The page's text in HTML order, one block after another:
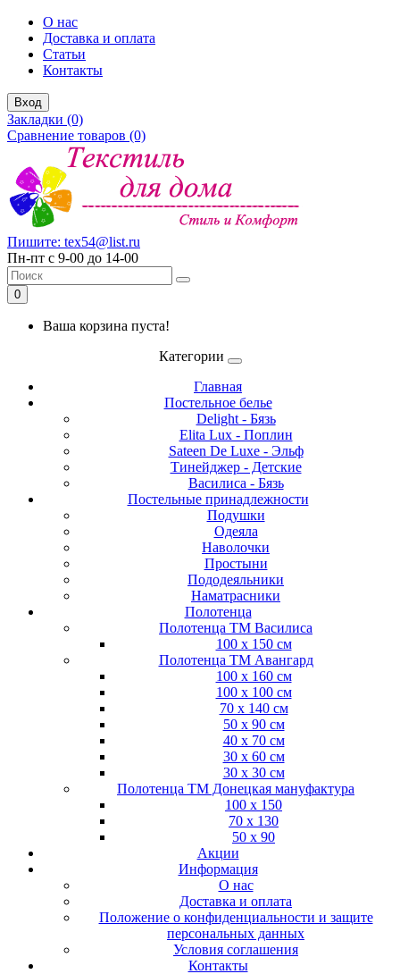
О нас
Доставка и оплата
Статьи
Контакты
Вход
Закладки (0)
Сравнение товаров (0)
Пишите: tex54@list.ru
Пн-пт с 9-00 до 14-00
0
Ваша корзина пуста!
Категории
Главная
Постельное белье
Delight - Бязь
Elita Lux - Поплин
Sateen De Luxe - Эльф
Тинейджер - Детские
Василиса - Бязь
Постельные принадлежности
Подушки
Одеяла
Наволочки
Простыни
Пододеяльники
Наматрасники
Полотенца
Полотенца ТМ Василиса
100 х 150 см
Полотенца ТМ Авангард
100 х 160 см
100 х 100 см
70 х 140 см
50 х 90 см
40 х 70 см
30 х 60 см
30 х 30 см
Полотенца ТМ Донецкая мануфактура
100 х 150
70 х 130
50 х 90
Акции
Информация
О нас
Доставка и оплата
Положение о конфиденциальности и защите
персональных данных
Условия соглашения
Контакты